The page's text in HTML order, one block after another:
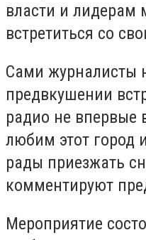
власти и лидерам
встретиться со
Сами журналисты
предвкушении
радио не впервые
любим этот город
рады приезжать
комментируют
Мероприятие